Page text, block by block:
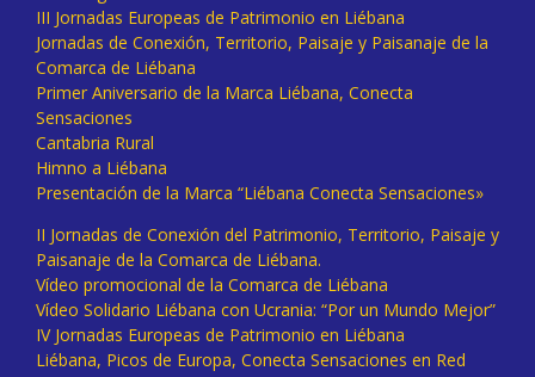
III Jornadas Europeas de Patrimonio en Liébana
Jornadas de Conexión, Territorio, Paisaje y Paisanaje de la
Comarca de Liébana
Primer Aniversario de la Marca Liébana, Conecta
Sensaciones
Cantabria Rural
Himno a Liébana
Presentación de la Marca “Liébana Conecta Sensaciones»
II Jornadas de Conexión del Patrimonio, Territorio, Paisaje y
Paisanaje de la Comarca de Liébana.
Vídeo promocional de la Comarca de Liébana
Vídeo Solidario Liébana con Ucrania: “Por un Mundo Mejor”
IV Jornadas Europeas de Patrimonio en Liébana
Liébana, Picos de Europa, Conecta Sensaciones en Red